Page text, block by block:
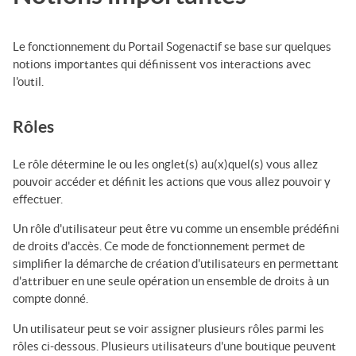
Le fonctionnement du Portail Sogenactifse base sur quelques
notions importantes qui définissent vos interactions avec
l'outil.
Rôles
Le rôle détermine le ou les onglet(s) au(x)quel(s) vous allez
pouvoir accéder et définit les actions que vous allez pouvoir y
effectuer.
Un rôle d'utilisateur peut être vu comme un ensemble prédéfini
de droits d'accès. Ce mode de fonctionnement permet de
simplifier la démarche de création d'utilisateurs en permettant
d'attribuer en une seule opération un ensemble de droits à un
compte donné.
Un utilisateur peut se voir assigner plusieurs rôles parmi les
rôles ci-dessous. Plusieurs utilisateurs d'une boutique peuvent